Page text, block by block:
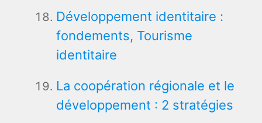
Développement identitaire :
fondements, Tourisme
identitaire
La coopération régionale et le
développement : 2 stratégies